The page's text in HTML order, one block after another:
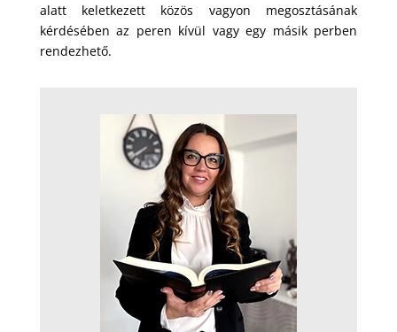
alatt keletkezett közös vagyon megosztásának
kérdésében az peren kívül vagy egy másik perben
rendezhető.